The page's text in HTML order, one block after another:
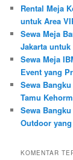
Rental Meja
untuk Area
Sewa Meja
Jakarta
Sewa Meja
Event yang
Sewa
Tamu
Sewa
Outdoor
KOMENTAR